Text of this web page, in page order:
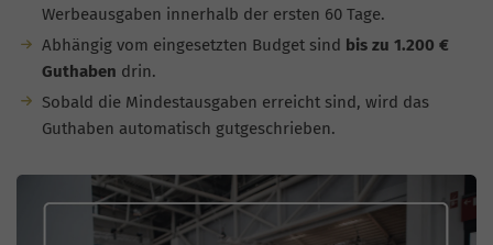
Werbeausgaben innerhalb der ersten 60 Tage.
Abhängig vom eingesetzten Budget sind bis zu 1.200 €
Guthaben drin.
Sobald die Mindestausgaben erreicht sind, wird das
Guthaben automatisch gutgeschrieben.